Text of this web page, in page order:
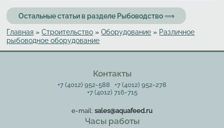
Остальные статьи в разделе Рыбоводство ⟹
Вы здесь
Главная »Строительство »Оборудование » Различное
рыбоводное оборудование
Контакты
+7 (4012) 952-588
+7 (4012) 952-278
+7 (4012) 716-715
e-mail: sales@aquafeed.ru
Часы работы